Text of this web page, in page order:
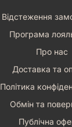
Відстеження
Програма
Про нас
Доставка та
Політика
Обмін та
Публічна